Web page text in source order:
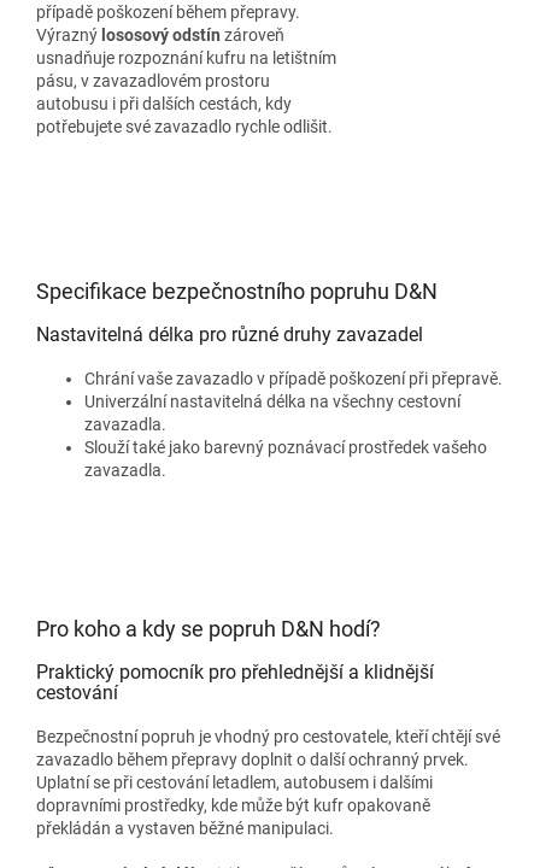
případě poškození během přepravy.
Výrazný lososový odstín zároveň
usnadňuje rozpoznání kufru na letištním
pásu, v zavazadlovém prostoru
autobusu i při dalších cestách, kdy
potřebujete své zavazadlo rychle odlišit.
Specifikace bezpečnostního popruhu D&N
Nastavitelná délka pro různé druhy zavazadel
Chrání vaše zavazadlo v případě poškození při přepravě.
Univerzální nastavitelná délka na všechny cestovní
zavazadla.
Slouží také jako barevný poznávací prostředek vašeho
zavazadla.
Pro koho a kdy se popruh D&N hodí?
Praktický pomocník pro přehlednější a klidnější
cestování
Bezpečnostní popruh je vhodný pro cestovatele, kteří chtějí své
zavazadlo během přepravy doplnit o další ochranný prvek.
Uplatní se při cestování letadlem, autobusem i dalšími
dopravními prostředky, kde může být kufr opakovaně
překládán a vystaven běžné manipulaci.